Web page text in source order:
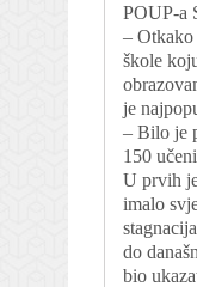
POUP-a
– Otkako
škole
je
– Bilo je
150
U prvih
imalo
do
bio